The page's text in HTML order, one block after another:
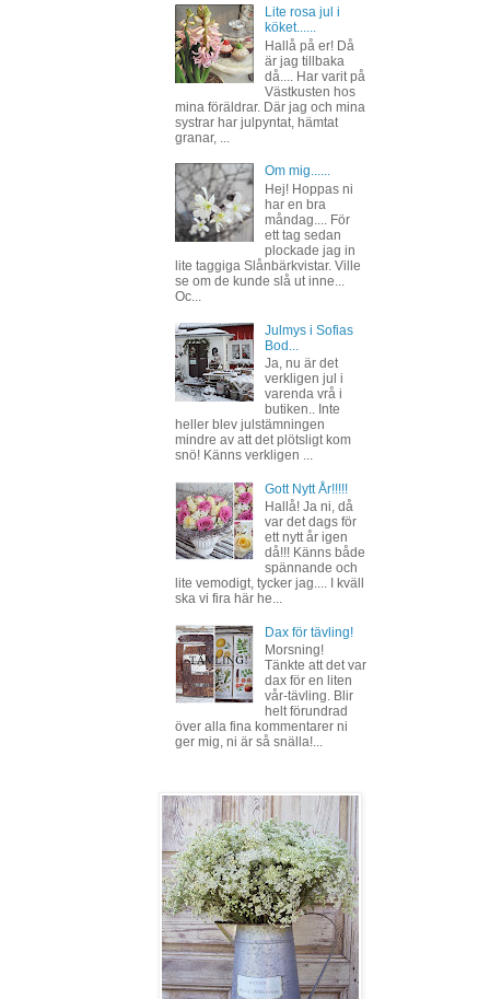
Lite rosa jul i
köket......
Hallå på er! Då
är jag tillbaka
då.... Har varit på
Västkusten hos
mina föräldrar. Där jag och mina
systrar har julpyntat, hämtat
granar, ...
Om mig......
Hej! Hoppas ni
har en bra
måndag.... För
ett tag sedan
plockade jag in
lite taggiga Slånbärkvistar. Ville
se om de kunde slå ut inne...
Oc...
Julmys i Sofias
Bod...
Ja, nu är det
verkligen jul i
varenda vrå i
butiken.. Inte
heller blev julstämningen
mindre av att det plötsligt kom
snö! Känns verkligen ...
Gott Nytt År!!!!!
Hallå! Ja ni, då
var det dags för
ett nytt år igen
då!!! Känns både
spännande och
lite vemodigt, tycker jag.... I kväll
ska vi fira här he...
Dax för tävling!
Morsning!
Tänkte att det var
dax för en liten
vår-tävling. Blir
helt förundrad
över alla fina kommentarer ni
ger mig, ni är så snälla!...